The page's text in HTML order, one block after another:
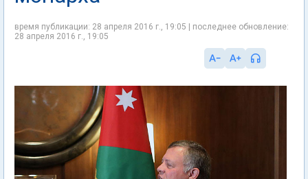
время публикации: 28 апреля 2016 г., 19:05 | последнее обновление:
28 апреля 2016 г., 19:05